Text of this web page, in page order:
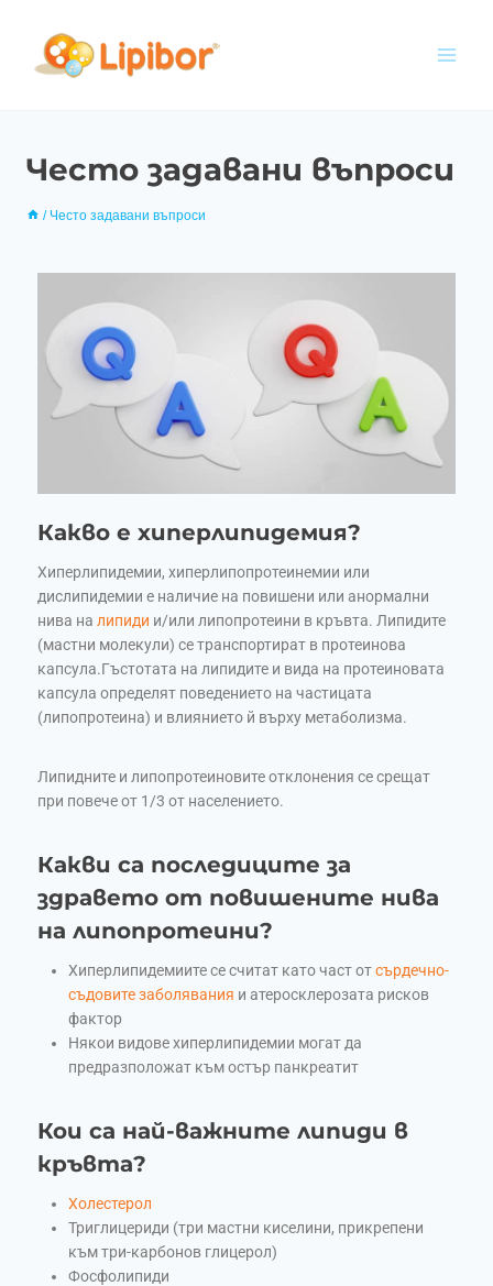
Често задавани въпроси
/ Често задавани въпроси
Какво е хиперлипидемия?
Хиперлипидемии, хиперлипопротеинемии или
дислипидемии е наличие на повишени или анормални
нива на липиди и/или липопротеини в кръвта. Липидите
(мастни молекули) се транспортират в протеинова
капсула.Гъстотата на липидите и вида на протеиновата
капсула определят поведението на частицата
(липопротеина) и влиянието й върху метаболизма.
Липидните и липопротеиновите отклонения се срещат
при повече от 1/3 от населението.
Какви са последиците за
здравето от повишените нива
на липопротеини?
Хиперлипидемиите се считат като част отсърдечно-
съдовите заболявания и aтеросклерозата рисков
фактор
Някои видове хиперлипидемии могат да
предразположат към остър панкреатит
Кои са най-важните липиди в
кръвта?
Холестерол
Триглицериди (три мастни киселини, прикрепени
към три-карбонов глицерол)
Фосфолипиди